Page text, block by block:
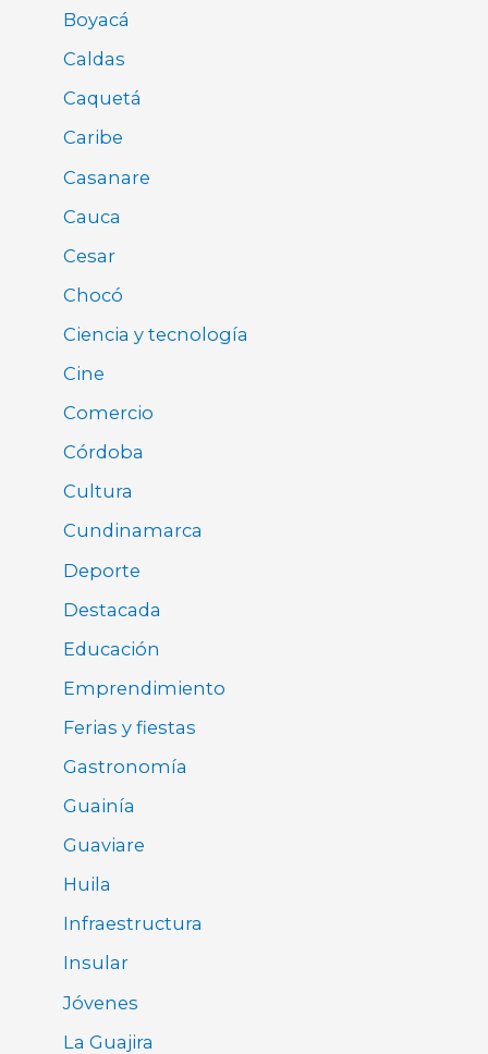
Boyacá
Caldas
Caquetá
Caribe
Casanare
Cauca
Cesar
Chocó
Ciencia y tecnología
Cine
Comercio
Córdoba
Cultura
Cundinamarca
Deporte
Destacada
Educación
Emprendimiento
Ferias y fiestas
Gastronomía
Guainía
Guaviare
Huila
Infraestructura
Insular
Jóvenes
La Guajira